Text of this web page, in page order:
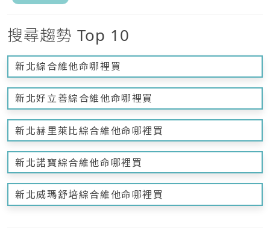
搜尋趨勢 Top 10
新北綜合維他命哪裡買
新北好立善綜合維他命哪裡買
新北赫里萊比綜合維他命哪裡買
新北諾寶綜合維他命哪裡買
新北威瑪舒培綜合維他命哪裡買